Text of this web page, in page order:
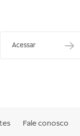
Acessar
Fale conosco